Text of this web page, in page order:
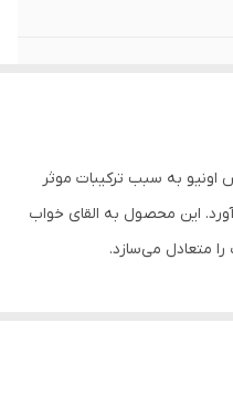
میلی گرم مکس اونیو به سبب ترکیبات موثر
این محصول به القای خواب
متعادل می‌سازد.